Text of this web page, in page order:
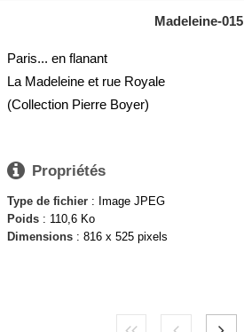
Madeleine-015
Paris... en flanant
La Madeleine et rue Royale
(Collection Pierre Boyer)
 Propriétés
Type de fichier : Image JPEG
Poids : 110,6 Ko
Dimensions : 816 x 525 pixels